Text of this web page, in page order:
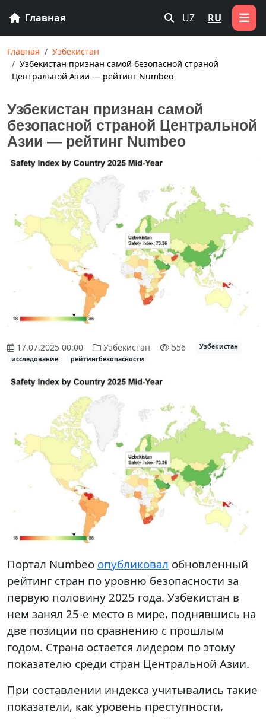
Главная UZ RU
Главная
Узбекистан
Узбекистан признан самой безопасной страной
Центральной Азии — рейтинг Numbeo
Узбекистан признан самой
безопасной страной Центральной
Азии — рейтинг Numbeo
17.07.2025 00:00 Узбекистан 556
Узбекистан
исследование
рейтингбезопасности
Портал Numbeo опубликовал обновленный
рейтинг стран по уровню безопасности за
первую половину 2025 года. Узбекистан в
нем занял 25-е место в мире, поднявшись на
две позиции по сравнению с прошлым
годом. Страна остается лидером по этому
показателю среди стран Центральной Азии.
При составлении индекса учитывались такие
показатели, как уровень преступности,